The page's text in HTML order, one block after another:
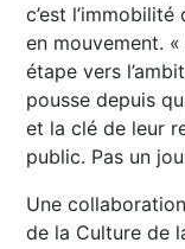
c’est
en mouvement.
étape vers
pousse depuis
et la clé de leur
public. Pas un
Une
de la Culture de